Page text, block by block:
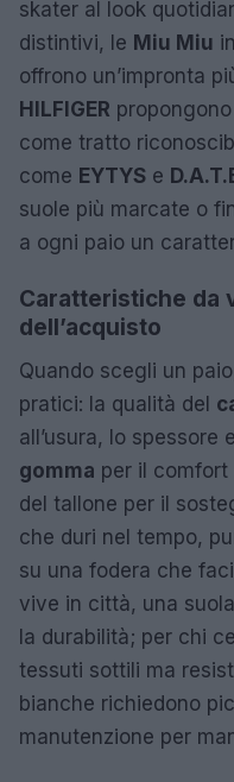
skater al look
distintivi, le Miu Miu
offrono un’impronta
HILFIGER
come tratto
come EYTYS e
suole più marcate o
a ogni paio un
Caratteristiche da
dell’acquisto
Quando scegli un
pratici: la qualità del
all’usura, lo spessore
gomma per il comfort
del tallone per il
che duri nel tempo,
su una fodera che
vive in città, una
la durabilità; per chi
tessuti sottili ma
bianche richiedono
manutenzione per